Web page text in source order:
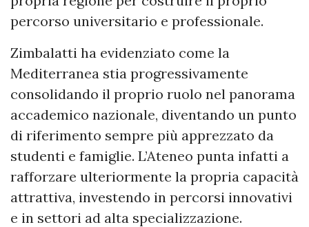
percorso universitario e professionale.
Zimbalatti ha evidenziato come la
Mediterranea stia progressivamente
consolidando il proprio ruolo nel panorama
accademico nazionale, diventando un punto
di riferimento sempre più apprezzato da
studenti e famiglie. L’Ateneo punta infatti a
rafforzare ulteriormente la propria capacità
attrattiva, investendo in percorsi innovativi
e in settori ad alta specializzazione.